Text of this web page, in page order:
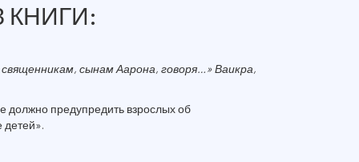
КНИГИ:
сынам Аарона, говоря…»Ваикра,
должно предупредить взрослых об
детей».